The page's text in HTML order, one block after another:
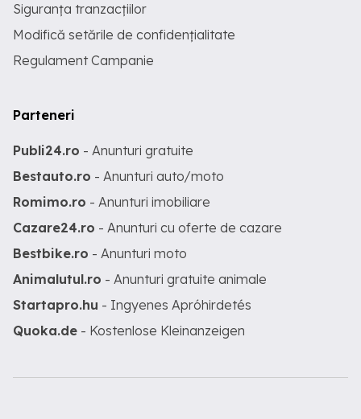
Siguranța tranzacțiilor
Modifică setările de confidențialitate
Regulament Campanie
Parteneri
Publi24.ro - Anunturi gratuite
Bestauto.ro - Anunturi auto/moto
Romimo.ro - Anunturi imobiliare
Cazare24.ro - Anunturi cu oferte de cazare
Bestbike.ro - Anunturi moto
Animalutul.ro - Anunturi gratuite animale
Startapro.hu - Ingyenes Apróhirdetés
Quoka.de - Kostenlose Kleinanzeigen